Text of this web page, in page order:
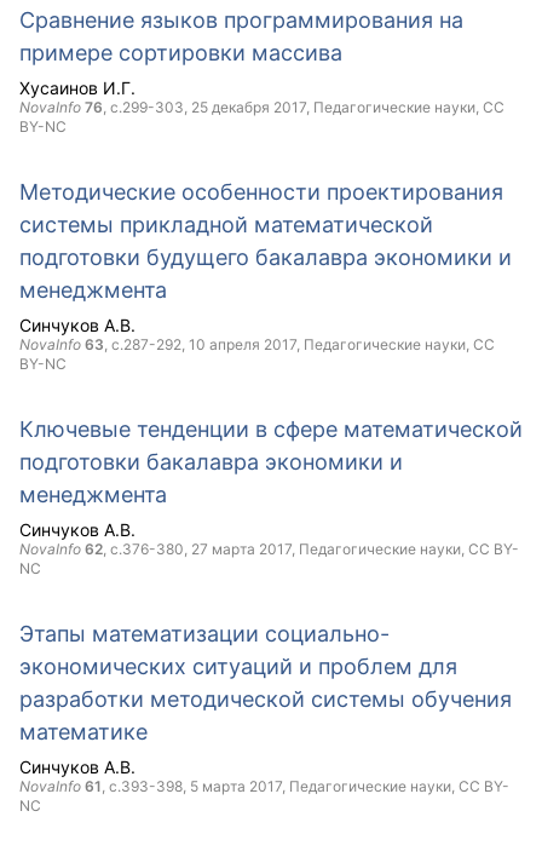
Сравнение языков программирования на
примере сортировки массива
Хусаинов И.Г.
NovaInfo 76, с.299-303, 25 декабря 2017, Педагогические науки, CC
BY-NC
Методические особенности проектирования
системы прикладной математической
подготовки будущего бакалавра экономики и
менеджмента
Синчуков А.В.
NovaInfo 63, с.287-292, 10 апреля 2017, Педагогические науки, CC
BY-NC
Ключевые тенденции в сфере математической
подготовки бакалавра экономики и
менеджмента
Синчуков А.В.
NovaInfo 62, с.376-380, 27 марта 2017, Педагогические науки, CC BY-
NC
Этапы математизации социально-
экономических ситуаций и проблем для
разработки методической системы обучения
математике
Синчуков А.В.
NovaInfo 61, с.393-398, 5 марта 2017, Педагогические науки, CC BY-
NC